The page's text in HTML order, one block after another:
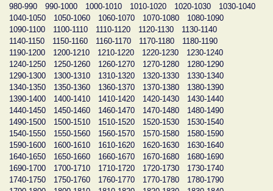
980-990
990-1000 1000-1010 1010-1020 1020-1030
1030-1040
1040-1050
1050-1060 1060-1070 1070-1080
1080-1090
1090-1100
1100-1110 1110-1120 1120-1130
1130-1140
1140-1150
1150-1160 1160-1170 1170-1180
1180-1190
1190-1200
1200-1210 1210-1220 1220-1230
1230-1240
1240-1250
1250-1260 1260-1270 1270-1280
1280-1290
1290-1300
1300-1310 1310-1320 1320-1330
1330-1340
1340-1350
1350-1360 1360-1370 1370-1380
1380-1390
1390-1400
1400-1410 1410-1420 1420-1430
1430-1440
1440-1450
1450-1460 1460-1470 1470-1480
1480-1490
1490-1500
1500-1510 1510-1520 1520-1530
1530-1540
1540-1550
1550-1560 1560-1570 1570-1580
1580-1590
1590-1600
1600-1610 1610-1620 1620-1630
1630-1640
1640-1650
1650-1660 1660-1670 1670-1680
1680-1690
1690-1700
1700-1710 1710-1720 1720-1730
1730-1740
1740-1750
1750-1760 1760-1770 1770-1780
1780-1790